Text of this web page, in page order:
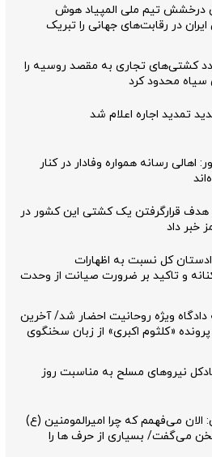
درخشش تیم ملی المپیاد هوش
در رقابت‌های جهانی را تبریک
کشتی‌های تجاری به مقصد روسیه را
سیاه محدود کرد
تمدید اجاره اعلام شد
اهالی رسانه همواره وفادار در کنار
هدف قرارگرفتن یک کشتی این کشور در
خبر داد
کل نسبت به اظهارات
و تاکید بر ضرورت صیانت از وحدت
دادگاه ویژه روحانیت احضار شد/ آخرین
«کلثوم اکبری» از زبان سخنگوی
نیروهای مسلح به مناسبت روز
الان می‌فهمم که چرا امیرالمومنین (ع)
می‌گفت/ بسیاری از حرف ها را